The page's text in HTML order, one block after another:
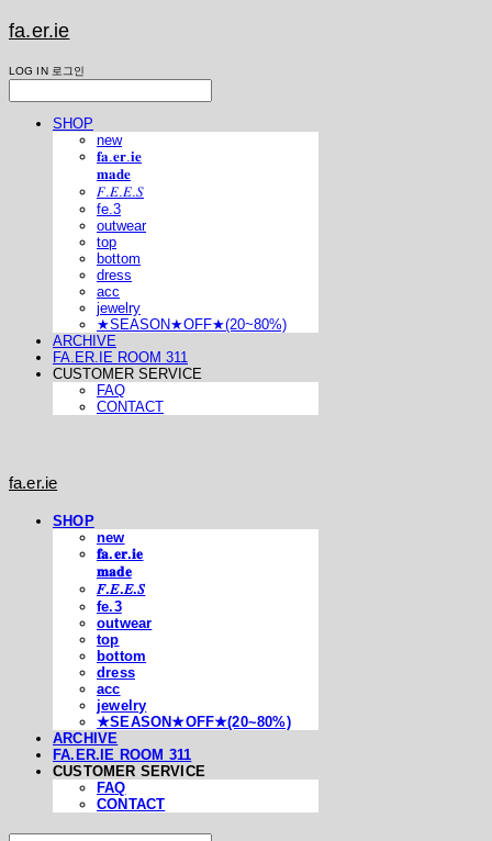
fa.er.ie
LOG IN 로그인
SHOP
new
𝐟𝐚.𝐞𝐫.𝐢𝐞
𝐦𝐚𝐝𝐞
𝐹.𝐸.𝐸.𝑆
fe.3
outwear
top
bottom
dress
acc
jewelry
★SEASON★OFF★(20~80%)
ARCHIVE
FA.ER.IE ROOM 311
CUSTOMER SERVICE
FAQ
CONTACT
fa.er.ie
SHOP
new
𝐟𝐚.𝐞𝐫.𝐢𝐞
𝐦𝐚𝐝𝐞
𝐹.𝐸.𝐸.𝑆
fe.3
outwear
top
bottom
dress
acc
jewelry
★SEASON★OFF★(20~80%)
ARCHIVE
FA.ER.IE ROOM 311
CUSTOMER SERVICE
FAQ
CONTACT